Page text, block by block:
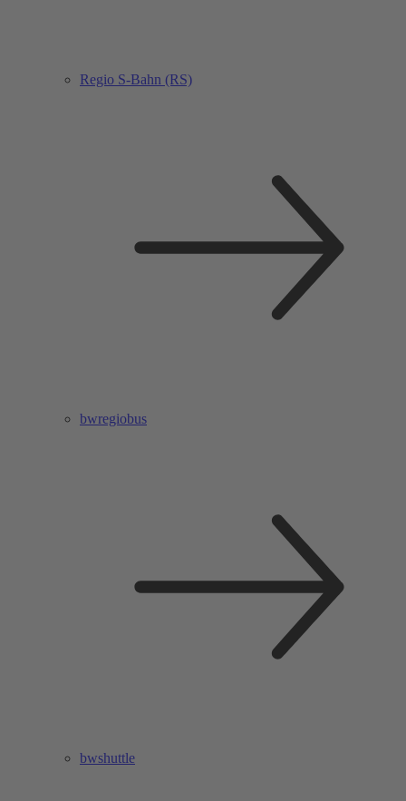
Regio S-Bahn (RS)
bwregiobus
bwshuttle